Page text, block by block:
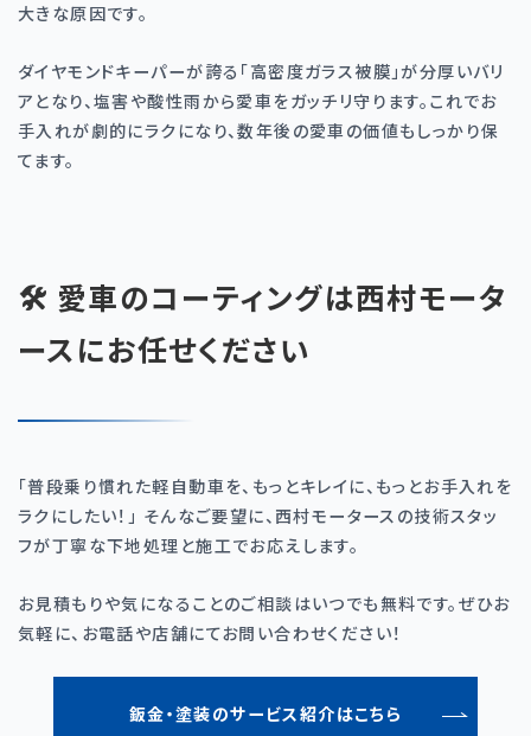
大きな原因です。
ダイヤモンドキーパーが誇る「高密度ガラス被膜」が分厚いバリ
アとなり、塩害や酸性雨から愛車をガッチリ守ります。これでお
手入れが劇的にラクになり、数年後の愛車の価値もしっかり保
てます。
🛠️ 愛車のコーティングは西村モータ
ースにお任せください
「普段乗り慣れた軽自動車を、もっとキレイに、もっとお手入れを
ラクにしたい！」 そんなご要望に、西村モータースの技術スタッ
フが丁寧な下地処理と施工でお応えします。
お見積もりや気になることのご相談はいつでも無料です。ぜひお
気軽に、お電話や店舗にてお問い合わせください！
鈑金・塗装のサービス紹介はこちら